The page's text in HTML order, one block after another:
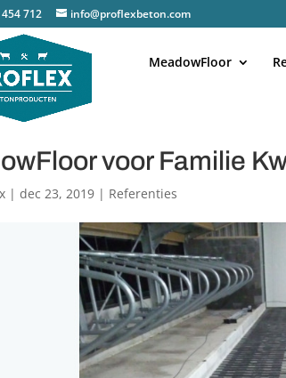
712 info@proflexbeton.com
MeadowFloor
voor Familie
|dec 23, 2019 | Referenties